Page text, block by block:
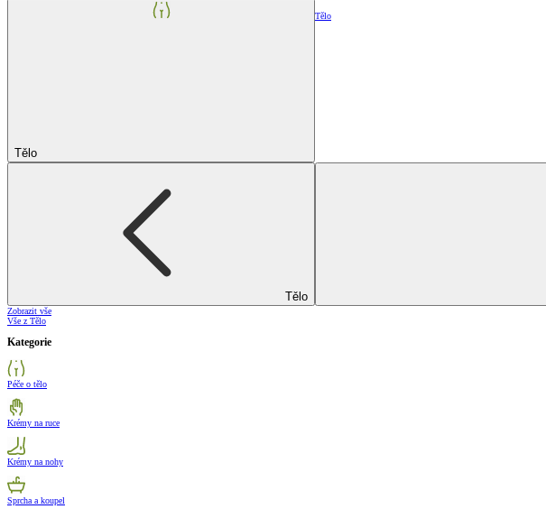
Tělo
Tělo
Tělo
Zobrazit vše
Vše z Tělo
Kategorie
Péče o tělo
Krémy na ruce
Krémy na nohy
Sprcha a koupel